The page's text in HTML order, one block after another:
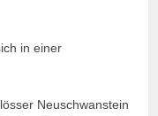
in einer
Neuschwanstein